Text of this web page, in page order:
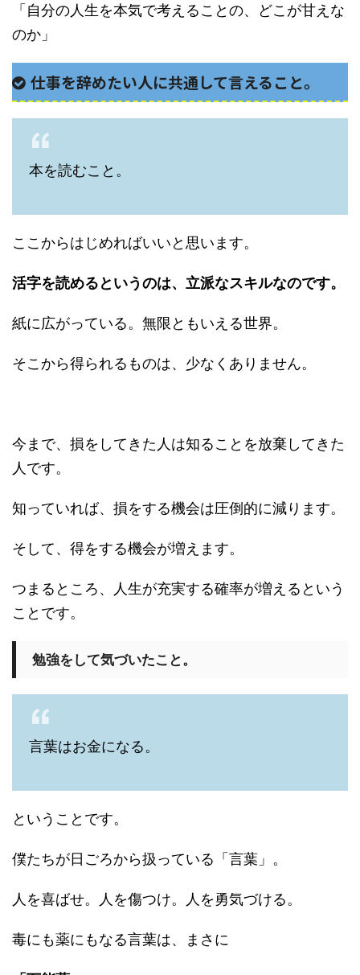
「自分の人生を本気で考えることの、どこが甘えな
のか」
仕事を辞めたい人に共通して言えること。
本を読むこと。
ここからはじめればいいと思います。
活字を読めるというのは、立派なスキルなのです。
紙に広がっている。無限ともいえる世界。
そこから得られるものは、少なくありません。
今まで、損をしてきた人は知ることを放棄してきた
人です。
知っていれば、損をする機会は圧倒的に減ります。
そして、得をする機会が増えます。
つまるところ、人生が充実する確率が増えるという
ことです。
勉強をして気づいたこと。
言葉はお金になる。
ということです。
僕たちが日ごろから扱っている「言葉」。
人を喜ばせ。人を傷つけ。人を勇気づける。
毒にも薬にもなる言葉は、まさに